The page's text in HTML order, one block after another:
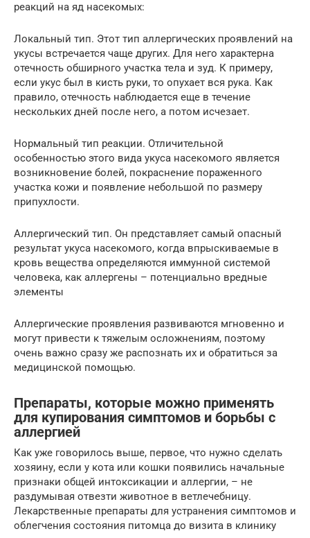
реакций на яд насекомых:
Локальный тип. Этот тип аллергических проявлений на
укусы встречается чаще других. Для него характерна
отечность обширного участка тела и зуд. К примеру,
если укус был в кисть руки, то опухает вся рука. Как
правило, отечность наблюдается еще в течение
нескольких дней после него, а потом исчезает.
Нормальный тип реакции. Отличительной
особенностью этого вида укуса насекомого является
возникновение болей, покраснение пораженного
участка кожи и появление небольшой по размеру
припухлости.
Аллергический тип. Он представляет самый опасный
результат укуса насекомого, когда впрыскиваемые в
кровь вещества определяются иммунной системой
человека, как аллергены – потенциально вредные
элементы
Аллергические проявления развиваются мгновенно и
могут привести к тяжелым осложнениям, поэтому
очень важно сразу же распознать их и обратиться за
медицинской помощью.
Препараты, которые можно применять
для купирования симптомов и борьбы с
аллергией
Как уже говорилось выше, первое, что нужно сделать
хозяину, если у кота или кошки появились начальные
признаки общей интоксикации и аллергии, – не
раздумывая отвезти животное в ветлечебницу.
Лекарственные препараты для устранения симптомов и
облегчения состояния питомца до визита в клинику